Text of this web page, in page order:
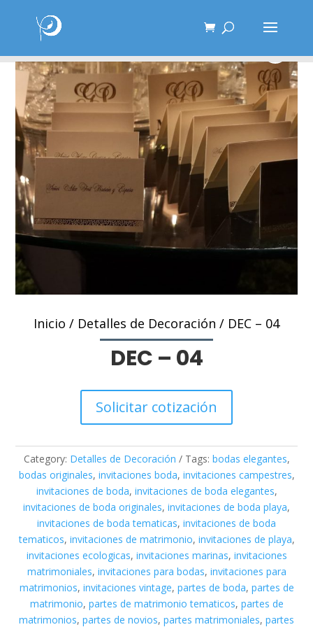
Inicio / Detalles de Decoración / DEC – 04
DEC – 04
Solicitar cotización
Category: Detalles de Decoración Tags: bodas elegantes,
bodas originales, invitaciones boda, invitaciones campestres,
invitaciones de boda, invitaciones de boda elegantes,
invitaciones de boda originales, invitaciones de boda playa,
invitaciones de boda tematicas, invitaciones de boda
tematicos, invitaciones de matrimonio, invitaciones de playa,
invitaciones ecologicas, invitaciones marinas, invitaciones
matrimoniales, invitaciones para bodas, invitaciones para
matrimonios, invitaciones vintage, partes de boda, partes de
matrimonio, partes de matrimonio tematicos, partes de
matrimonios, partes de novios, partes matrimoniales, partes